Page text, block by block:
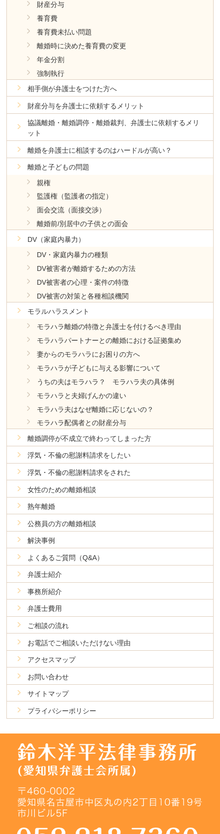
財産分与
養育費
養育費未払い問題
離婚時に決めた養育費の変更
年金分割
強制執行
相手側が弁護士をつけた方へ
財産分与を弁護士に依頼するメリット
協議離婚・離婚調停・離婚裁判、弁護士に依頼するメリ
ット
離婚を弁護士に相談するのはハードルが高い？
離婚と子どもの問題
親権
監護権（監護者の指定）
面会交流（面接交渉）
離婚前/別居中の子供との面会
DV（家庭内暴力）
DV・家庭内暴力の種類
DV被害者が離婚するための方法
DV被害者の心理・案件の特徴
DV被害の対策と各種相談機関
モラルハラスメント
モラハラ離婚の特徴と弁護士を付けるべき理由
モラハラパートナーとの離婚における証拠集め
妻からのモラハラにお困りの方へ
モラハラが子どもに与える影響について
うちの夫はモラハラ？ モラハラ夫の具体例
モラハラと夫婦げんかの違い
モラハラ夫はなぜ離婚に応じないの？
モラハラ配偶者との財産分与
離婚調停が不成立で終わってしまった方
浮気・不倫の慰謝料請求をしたい
浮気・不倫の慰謝料請求をされた
女性のための離婚相談
熟年離婚
公務員の方の離婚相談
解決事例
よくあるご質問（Q&A）
弁護士紹介
事務所紹介
弁護士費用
ご相談の流れ
お電話でご相談いただけない理由
アクセスマップ
お問い合わせ
サイトマップ
プライバシーポリシー